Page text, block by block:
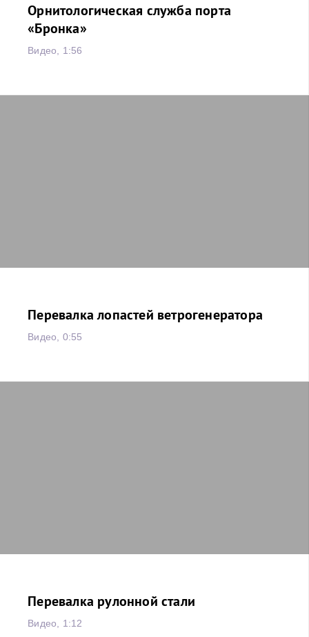
Орнитологическая служба порта
«Бронка»
Видео, 1:56
Перевалка лопастей ветрогенератора
Видео, 0:55
Перевалка рулонной стали
Видео, 1:12